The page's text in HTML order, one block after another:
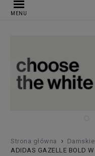
MENU
Strona główna › Damskie
ADIDAS GAZELLE BOLD W